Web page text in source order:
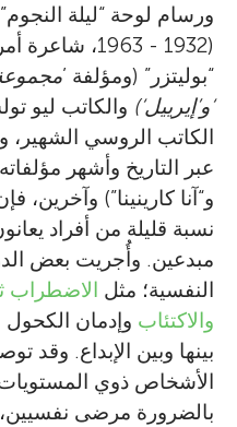
ورسام لوحة “ليلة
(1932 - 1963،
“بوليتزر” (ومؤلفة ’مجموعة
‘و’إيرييل‘)
الكاتب الروسي الشهير،
عبر التاريخ وأشهر
و“آنا كارينينا”) وآخرين،
نسبة قليلة من أفراد
مبدعين. وأُجريت بعض
النفسية؛ مثل الاضطراب
والاكتئاب وإدمان الكحول
بينها وبين الإبداع. وقد
الأشخاص ذوي المستويات
بالضرورة مرضى